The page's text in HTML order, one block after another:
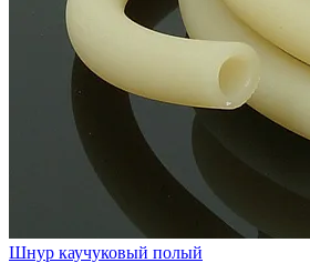
Шнур каучуковый полый